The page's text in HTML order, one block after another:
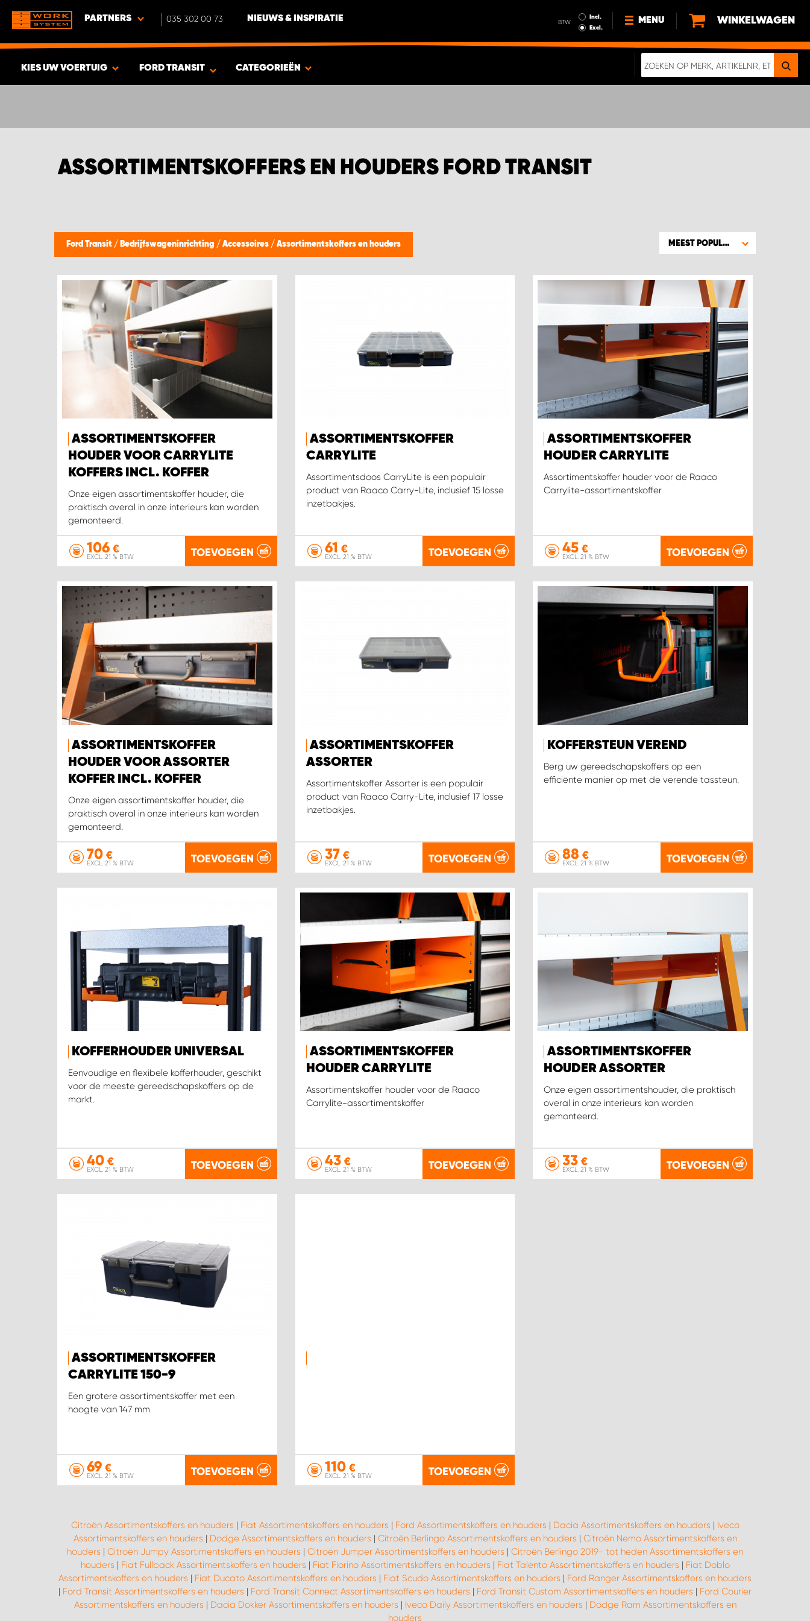
PARTNERS 035 302 00 73 NIEUWS & INSPIRATIE BTW
Incl.
Excl.
MENU
NIEUWS
WINKELWAGEN
KIES UW VOERTUIG
PRODUCTEN
FORD TRANSIT CATEGORIEËN
ASSORTIMENTSKOFFERS EN HOUDERS FORD TRANSIT
Ford Transit / Bedrijfswageninrichting / Accessoires / Assortimentskoffers en houders MEEST POPULAIR
ASSORTIMENTSKOFFER
HOUDER VOOR CARRYLITE
KOFFERS INCL. KOFFER
Onze eigen assortimentskoffer houder, die
praktisch overal in onze interieurs kan worden
gemonteerd.
106 €
EXCL. 21 % BTW TOEVOEGEN
ASSORTIMENTSKOFFER
CARRYLITE
Assortimentsdoos CarryLite is een populair
product van Raaco Carry-Lite, inclusief 15 losse
inzetbakjes.
61 €
EXCL. 21 % BTW TOEVOEGEN
ASSORTIMENTSKOFFER
HOUDER CARRYLITE
Assortimentskoffer houder voor de Raaco
Carrylite-assortimentskoffer
45 €
EXCL. 21 % BTW TOEVOEGEN
ASSORTIMENTSKOFFER
HOUDER VOOR ASSORTER
KOFFER INCL. KOFFER
Onze eigen assortimentskoffer houder, die
praktisch overal in onze interieurs kan worden
gemonteerd.
70 €
EXCL. 21 % BTW TOEVOEGEN
ASSORTIMENTSKOFFER
ASSORTER
Assortimentskoffer Assorter is een populair
product van Raaco Carry-Lite, inclusief 17 losse
inzetbakjes.
37€
EXCL. 21 % BTW TOEVOEGEN
KOFFERSTEUN VEREND
Berg uw gereedschapskoffers op een
efficiënte manier op met de verende tassteun.
88 €
EXCL. 21 % BTW TOEVOEGEN
KOFFERHOUDER UNIVERSAL
Eenvoudige en flexibele kofferhouder, geschikt
voor de meeste gereedschapskoffers op de
markt.
40 €
EXCL. 21 % BTW TOEVOEGEN
ASSORTIMENTSKOFFER
HOUDER CARRYLITE
Assortimentskoffer houder voor de Raaco
Carrylite-assortimentskoffer
43€
EXCL. 21 % BTW TOEVOEGEN
ASSORTIMENTSKOFFER
HOUDER ASSORTER
Onze eigen assortimentshouder, die praktisch
overal in onze interieurs kan worden
gemonteerd.
33 €
EXCL. 21 % BTW TOEVOEGEN
ASSORTIMENTSKOFFER
CARRYLITE 150-9
Een grotere assortimentskoffer met een
hoogte van 147 mm
69 €
EXCL. 21 % BTW TOEVOEGEN 110€
EXCL. 21 % BTW TOEVOEGEN
Citroën Assortimentskoffers en houders | Fiat Assortimentskoffers en houders | Ford Assortimentskoffers en houders | Dacia Assortimentskoffers en houders | Iveco
Assortimentskoffers en houders | Dodge Assortimentskoffers en houders | Citroën Berlingo Assortimentskoffers en houders | Citroën Nemo Assortimentskoffers en
houders | Citroën Jumpy Assortimentskoffers en houders | Citroën Jumper Assortimentskoffers en houders | Citroën Berlingo 2019- tot heden Assortimentskoffers en
houders | Fiat Fullback Assortimentskoffers en houders | Fiat Fiorino Assortimentskoffers en houders | Fiat Talento Assortimentskoffers en houders | Fiat Doblo
Assortimentskoffers en houders | Fiat Ducato Assortimentskoffers en houders | Fiat Scudo Assortimentskoffers en houders | Ford Ranger Assortimentskoffers en houders
| Ford Transit Assortimentskoffers en houders | Ford Transit Connect Assortimentskoffers en houders | Ford Transit Custom Assortimentskoffers en houders | Ford Courier
Assortimentskoffers en houders | Dacia Dokker Assortimentskoffers en houders | Iveco Daily Assortimentskoffers en houders | Dodge Ram Assortimentskoffers en
houders